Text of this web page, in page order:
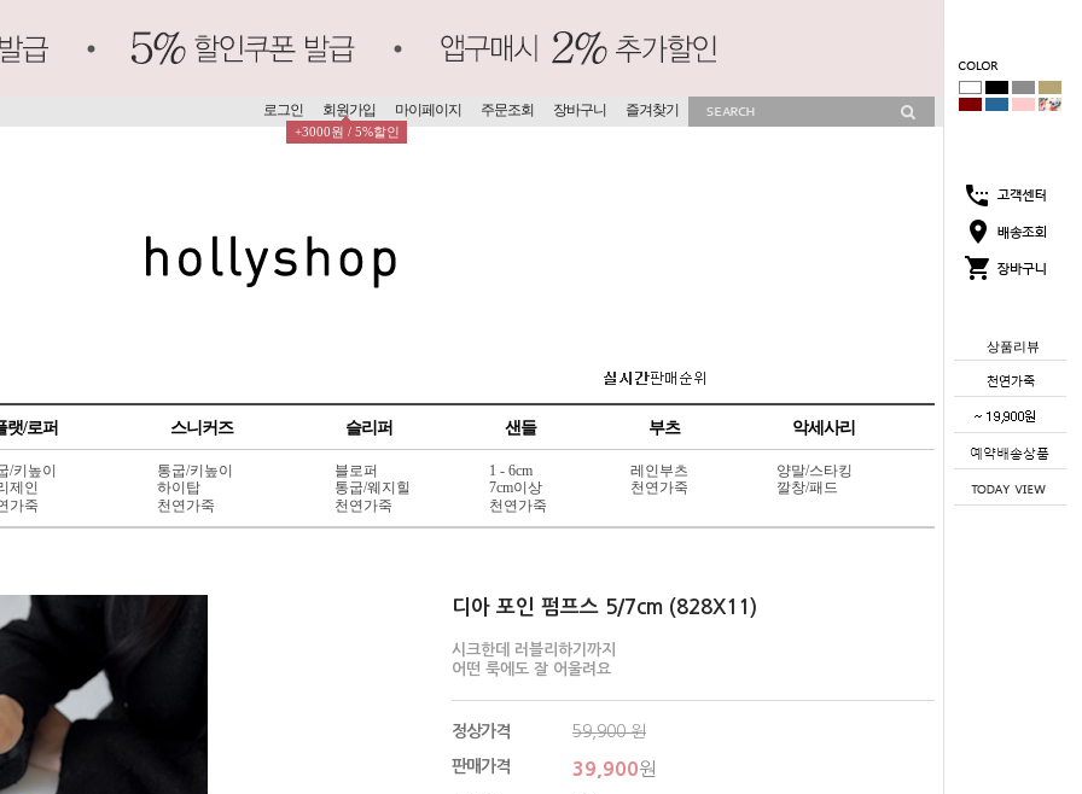
상품리뷰
로그인 회원가입
+3000원 / 5%할인
마이페이지 주문조회 장바구니 즐겨찾기
랫/로퍼 스니커즈 슬리퍼 샌들 부츠 악세사리
/키높이
제인
가죽
통굽/키높이
하이탑
천연가죽
블로퍼
통굽/웨지힐
천연가죽
1 - 6cm
7cm이상
천연가죽
레인부츠
천연가죽
양말/스타킹
깔창/패드
디아 포인 펌프스 5/7cm (828X11)
시크한데 러블리하기까지
어떤 룩에도 잘 어울려요
정상가격 59,900원
판매가격 39,900원